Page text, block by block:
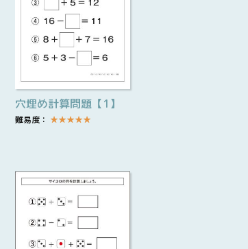
穴埋め計算問題【1】
難易度： ★★★★★